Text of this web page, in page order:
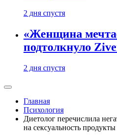
2 дня спустя
«Женщина
подтолкнуло
2 дня спустя
Главная
Психология
Диетолог перечислила
на сексуальность продукты